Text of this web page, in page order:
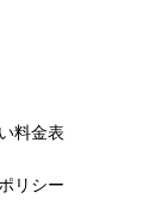
料金表
リシー